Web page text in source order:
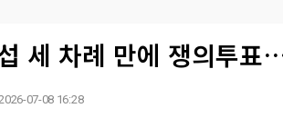
세 차례 만에 쟁의투표
07-08 16:28